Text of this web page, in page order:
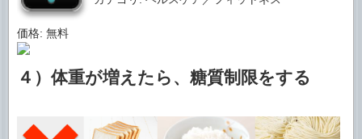
価格: 無料
４）体重が増えたら、糖質制限をする